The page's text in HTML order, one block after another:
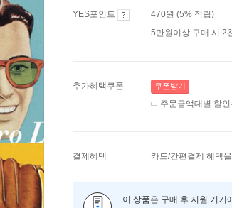
YES포인트
470원 (5% 적립)
5만원이상 구매 시 2
추가혜택쿠폰 쿠폰받기
주문금액대별 할인
결제혜택 카드/간편결제 혜택
이 상품은 구매 후 지원 기기